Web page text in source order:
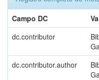
Campo DC
dc.contributor
dc.contributor.author